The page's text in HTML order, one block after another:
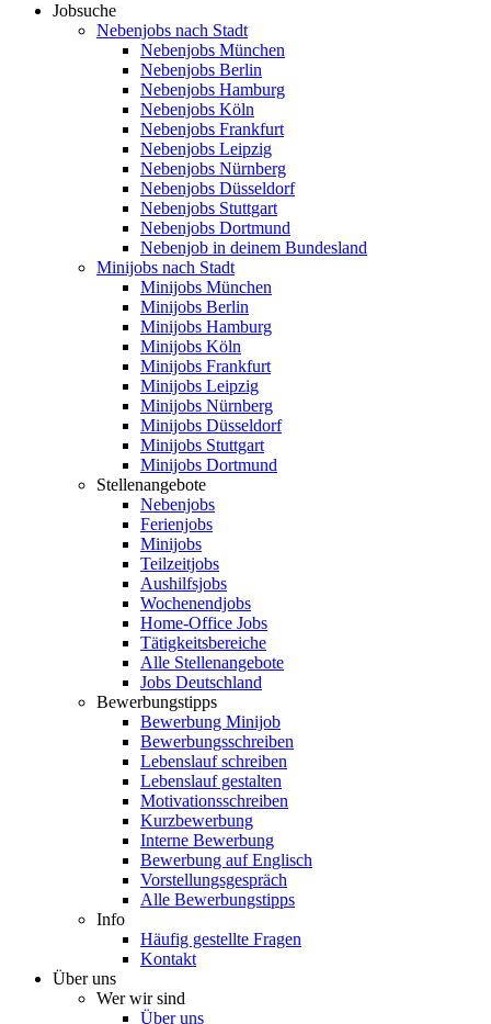
Jobsuche
Nebenjobs nach Stadt
Nebenjobs München
Nebenjobs Berlin
Nebenjobs Hamburg
Nebenjobs Köln
Nebenjobs Frankfurt
Nebenjobs Leipzig
Nebenjobs Nürnberg
Nebenjobs Düsseldorf
Nebenjobs Stuttgart
Nebenjobs Dortmund
Nebenjob in deinem Bundesland
Minijobs nach Stadt
Minijobs München
Minijobs Berlin
Minijobs Hamburg
Minijobs Köln
Minijobs Frankfurt
Minijobs Leipzig
Minijobs Nürnberg
Minijobs Düsseldorf
Minijobs Stuttgart
Minijobs Dortmund
Stellenangebote
Nebenjobs
Ferienjobs
Minijobs
Teilzeitjobs
Aushilfsjobs
Wochenendjobs
Home-Office Jobs
Tätigkeitsbereiche
Alle Stellenangebote
Jobs Deutschland
Bewerbungstipps
Bewerbung Minijob
Bewerbungsschreiben
Lebenslauf schreiben
Lebenslauf gestalten
Motivationsschreiben
Kurzbewerbung
Interne Bewerbung
Bewerbung auf Englisch
Vorstellungsgespräch
Alle Bewerbungstipps
Info
Häufig gestellte Fragen
Kontakt
Über uns
Wer wir sind
Über uns